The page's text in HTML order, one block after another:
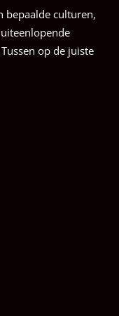
bepaalde culturen,
op de juiste